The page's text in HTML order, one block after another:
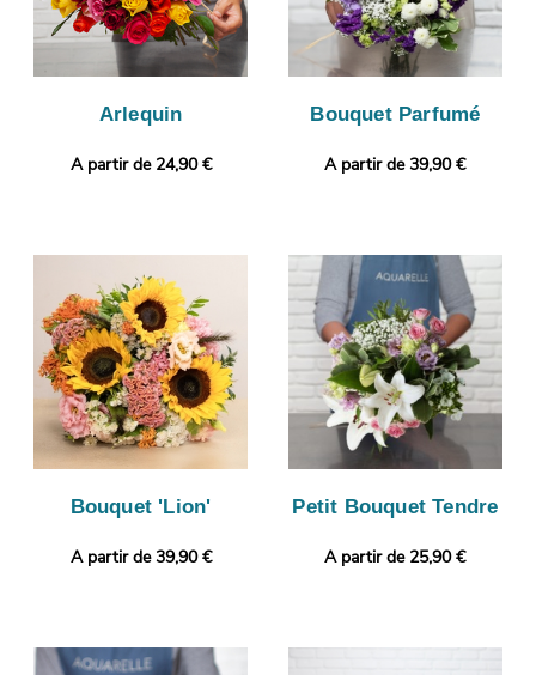
Arlequin
A partir de 24,90 €
Bouquet Parfumé
A partir de 39,90 €
Bouquet 'Lion'
A partir de 39,90 €
Petit Bouquet Tendre
A partir de 25,90 €